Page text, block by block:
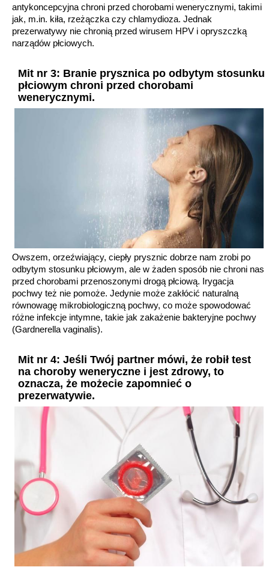
antykoncepcyjna chroni przed chorobami wenerycznymi, takimi
jak, m.in. kiła, rzeżączka czy chlamydioza. Jednak
prezerwatywy nie chronią przed wirusem HPV i opryszczką
narządów płciowych.
Mit nr 3: Branie prysznica po odbytym stosunku
płciowym chroni przed chorobami
wenerycznymi.
Owszem, orzeźwiający, ciepły prysznic dobrze nam zrobi po
odbytym stosunku płciowym, ale w żaden sposób nie chroni nas
przed chorobami przenoszonymi drogą płciową. Irygacja
pochwy też nie pomoże. Jedynie może zakłócić naturalną
równowagę mikrobiologiczną pochwy, co może spowodować
różne infekcje intymne, takie jak zakażenie bakteryjne pochwy
(Gardnerella vaginalis).
Mit nr 4: Jeśli Twój partner mówi, że robił test
na choroby weneryczne i jest zdrowy, to
oznacza, że możecie zapomnieć o
prezerwatywie.